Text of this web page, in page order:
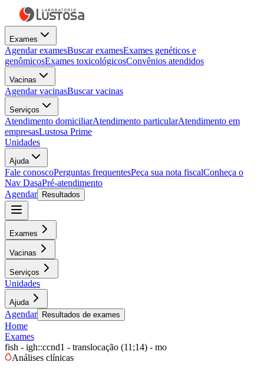
Exames
Agendar examesBuscar examesExames genéticos e
genômicosExames toxicológicosConvênios atendidos
Vacinas
Agendar vacinasBuscar vacinas
Serviços
Atendimento domiciliarAtendimento particularAtendimento em
empresasLustosa Prime
Unidades
Ajuda
Fale conoscoPerguntas frequentesPeça sua nota fiscalConheça o
Nav DasaPré-atendimento
Agendar
Resultados
Exames
Vacinas
Serviços
Unidades
Ajuda
Agendar Resultados de exames
Home
Exames
fish - igh::ccnd1 - translocação (11;14) - mo
Análises clínicas